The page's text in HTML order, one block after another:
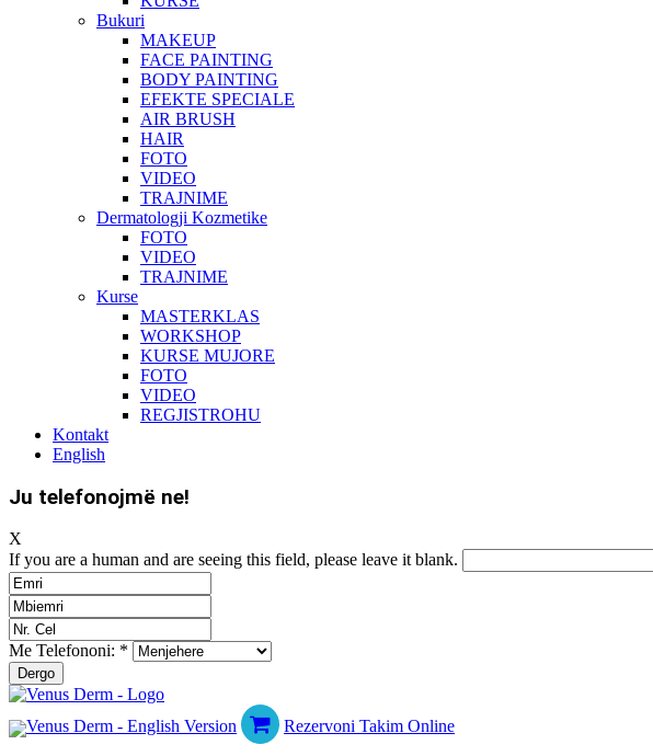
Bukuri
MAKEUP
FACE PAINTING
BODY PAINTING
EFEKTE SPECIALE
AIR BRUSH
HAIR
FOTO
VIDEO
TRAJNIME
Dermatologji Kozmetike
FOTO
VIDEO
TRAJNIME
Kurse
MASTERKLAS
WORKSHOP
KURSE MUJORE
FOTO
VIDEO
REGJISTROHU
Kontakt
English
Ju telefonojmë ne!
X
If you are a human and are seeing this field, please leave it blank.
Me Telefononi: *
Rezervoni Takim Online